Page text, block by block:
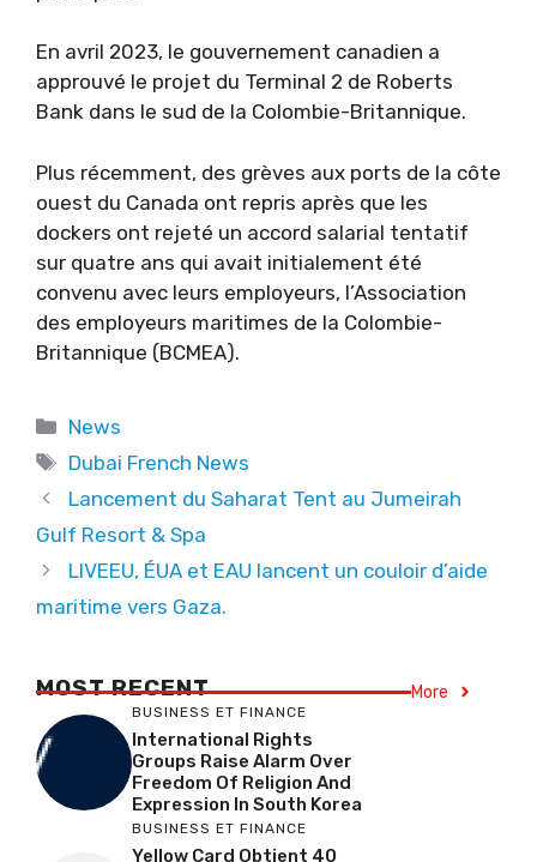
En avril 2023, le gouvernement canadien a
approuvé le projet du Terminal 2 de Roberts
Bank dans le sud de la Colombie-Britannique.
Plus récemment, des grèves aux ports de la côte
ouest du Canada ont repris après que les
dockers ont rejeté un accord salarial tentatif
sur quatre ans qui avait initialement été
convenu avec leurs employeurs, l’Association
des employeurs maritimes de la Colombie-
Britannique (BCMEA).
Categories
News
Tags
Dubai French News
Lancement du Saharat Tent au Jumeirah
Gulf Resort & Spa
LIVEEU, ÉUA et EAU lancent un couloir d’aide
maritime vers Gaza.
MOST RECENT More
BUSINESS ET FINANCE
International Rights
Groups Raise Alarm Over
Freedom Of Religion And
Expression In South Korea
BUSINESS ET FINANCE
Yellow Card Obtient 40